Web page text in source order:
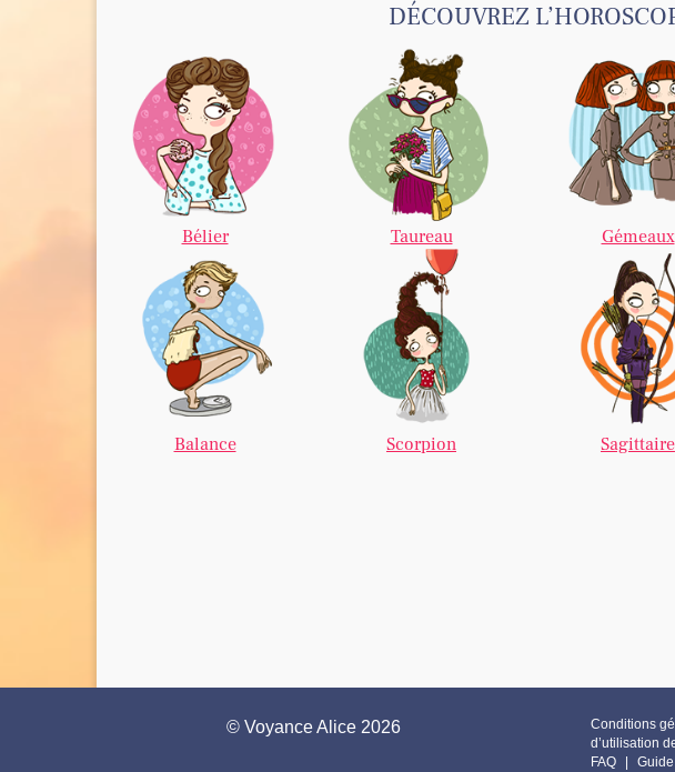
DÉCOUVREZ
Bélier Taureau Gémeaux
Balance Scorpion Sagittaire
© Voyance Alice 2026 Conditions
d’utilisation
FAQ